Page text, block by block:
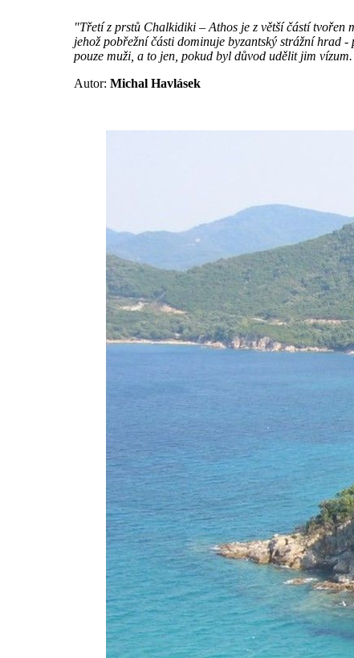
"Třetí z prstů Chalkidiki – Athos je z větší částí tvořen
jehož pobřežní části dominuje byzantský strážní hrad
pouze muži, a to jen, pokud byl důvod udělit jim
Autor: Michal Havlásek